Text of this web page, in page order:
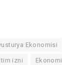
Ekonomisi
izni Ekonomi